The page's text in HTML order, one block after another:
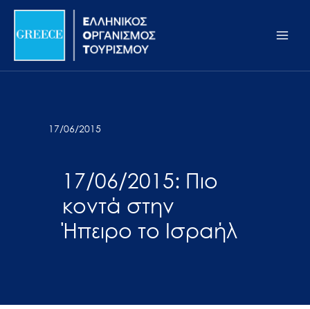
Σημείωση:
ιστότοπος
προσβασιμότητας.
Μετάβαση
περιεχόμενο
17/06/2015
17/06/2015: Πιο
κοντά στην
Ήπειρο το Ισραήλ